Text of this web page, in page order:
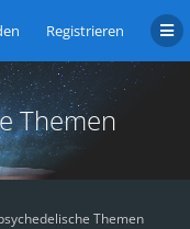
Registrieren
Themen
Themen